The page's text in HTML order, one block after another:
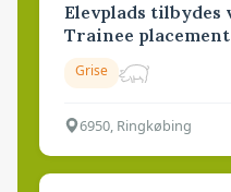
Elevplads
Trainee
Grise
6950, Ringkøbing